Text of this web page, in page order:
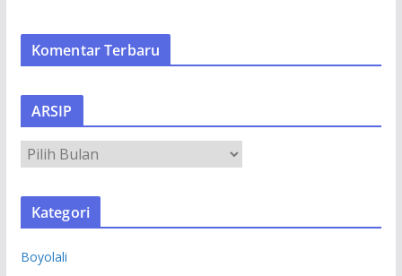
Komentar Terbaru
ARSIP
R
S
Kategori
Boyolali